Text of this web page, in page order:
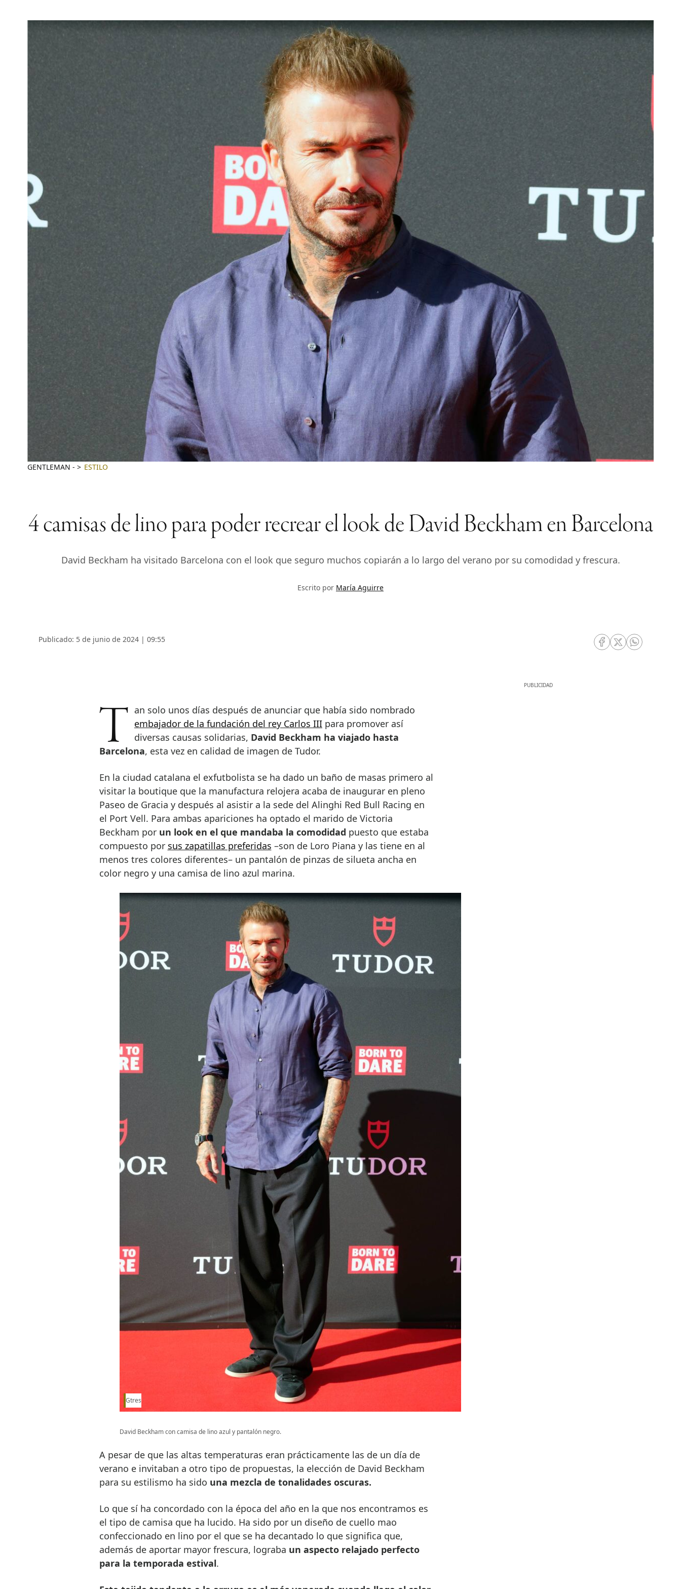
GENTLEMAN - ESTILO
4 camisas de lino para poder recrear el look de David Beckham en Barcelona
David Beckham ha visitado Barcelona con el look que seguro muchos copiarán a lo largo del verano por su comodidad y frescura.
Escrito por María Aguirre
Publicado: 5 de junio de 2024 | 09:55
RRSS Facebook
RRSS Twitter
RRSS
Tan solo unos días después de anunciar que había sido nombrado
embajador de la fundación del rey Carlos IIIpara promover así
diversas causas solidarias, David Beckham ha viajado hasta
Barcelona, esta vez en calidad de imagen de Tudor.
En la ciudad catalana el exfutbolista se ha dado un baño de masas primero al
visitar la boutique que la manufactura relojera acaba de inaugurar en pleno
Paseo de Gracia y después al asistir a la sede del Alinghi Red Bull Racing en
el Port Vell. Para ambas apariciones ha optado el marido de Victoria
Beckham por un look en el que mandaba la comodidad puesto que estaba
compuesto por sus zapatillas preferidas –son de Loro Piana y las tiene en al
menos tres colores diferentes– un pantalón de pinzas de silueta ancha en
color negro y una camisa de lino azul marina.
Gtres
David Beckham con camisa de lino azul y pantalón negro.
A pesar de que las altas temperaturas eran prácticamente las de un día de
verano e invitaban a otro tipo de propuestas, la elección de David Beckham
para su estilismo ha sido una mezcla de tonalidades oscuras.
Lo que sí ha concordado con la época del año en la que nos encontramos es
el tipo de camisa que ha lucido. Ha sido por un diseño de cuello mao
confeccionado en lino por el que se ha decantado lo que significa que,
además de aportar mayor frescura, lograba un aspecto relajado perfecto
para la temporada estival.